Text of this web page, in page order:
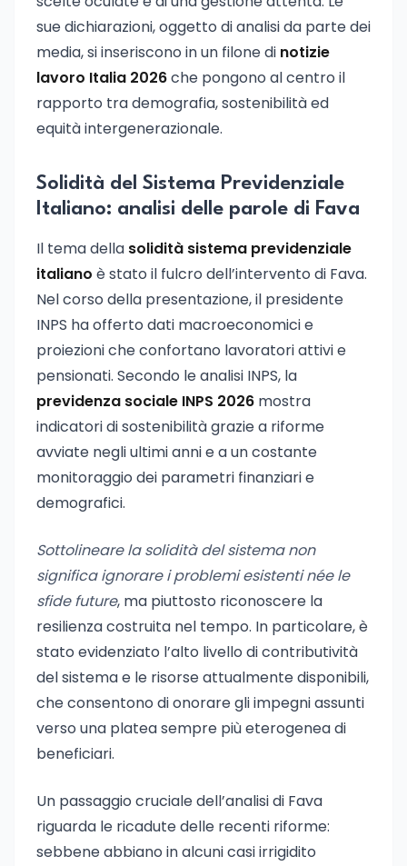
sue dichiarazioni, oggetto di analisi da parte dei
media, si inseriscono in un filone di notizie
lavoro Italia 2026che pongono al centro il
rapporto tra demografia, sostenibilità ed
equità intergenerazionale.
Solidità del Sistema Previdenziale
Italiano: analisi delle parole di Fava
Il tema della solidità sistema previdenziale
italiano è stato il fulcro dell’intervento di Fava.
Nel corso della presentazione, il presidente
INPS ha offerto dati macroeconomici e
proiezioni che confortano lavoratori attivi e
pensionati. Secondo le analisi INPS, la
previdenza sociale INPS 2026 mostra
indicatori di sostenibilità grazie a riforme
avviate negli ultimi anni e a un costante
monitoraggio dei parametri finanziari e
demografici.
Sottolineare la solidità del sistema non
significa ignorare i problemi esistenti née le
sfide future, ma piuttosto riconoscere la
resilienza costruita nel tempo. In particolare, è
stato evidenziato l’alto livello di contributività
del sistema e le risorse attualmente disponibili,
che consentono di onorare gli impegni assunti
verso una platea sempre più eterogenea di
beneficiari.
Un passaggio cruciale dell’analisi di Fava
riguarda le ricadute delle recenti riforme:
sebbene abbiano in alcuni casi irrigidito